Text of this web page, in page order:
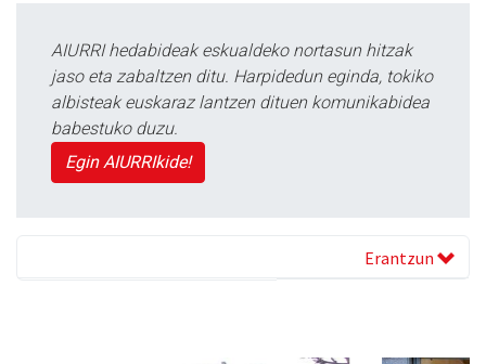
AIURRI hedabideak eskualdeko nortasun hitzak
jaso eta zabaltzen ditu. Harpidedun eginda, tokiko
albisteak euskaraz lantzen dituen komunikabidea
babestuko duzu.
Egin AIURRIkide!
Erantzun